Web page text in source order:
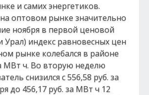
и самих энергетиков.
оптовом рынке значительно
ноября в первой ценовой
Урал) индекс равновесных цен
рынке колебался в районе
МВт ч. Во вторую неделю
снизился с 556,58 руб. за
до 456,17 руб. за МВт ч 12